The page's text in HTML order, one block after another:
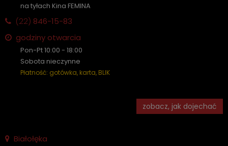
na tyłach Kina FEMINA
(22) 846-15-83
godziny otwarcia
Pon-Pt 10:00 - 18:00
Sobota nieczynne
Płatność: gotówka, karta, BLIK
zobacz, jak dojechać
Białołęka